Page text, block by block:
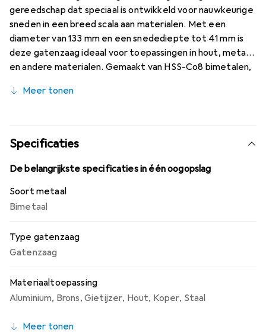
gereedschap dat speciaal is ontwikkeld voor nauwkeurige
sneden in een breed scala aan materialen. Met een
diameter van 133 mm en een snedediepte tot 41 mm is
deze gatenzaag ideaal voor toepassingen in hout, metaal
en andere materialen. Gemaakt van HSS-Co8 bimetalen,
hij een betrouwbare keuze is voor zowel professionele
tandverdeling zorgt voor schone en efficiënte sneden,
terwijl het gebruik van koelmiddel de levensduur van het
gereedschap verlengt en de snijkwaliteit verbetert.
Deze gatenzaag is veelzijdig inzetbaar en geschikt voor
brons en aluminium.
Meer tonen
Specificaties
De belangrijkste specificaties in één oogopslag
Soort metaal
Bimetaal
Type gatenzaag
Gatenzaag
Materiaaltoepassing
Aluminium, Brons, Gietijzer, Hout, Koper, Staal
Meer tonen